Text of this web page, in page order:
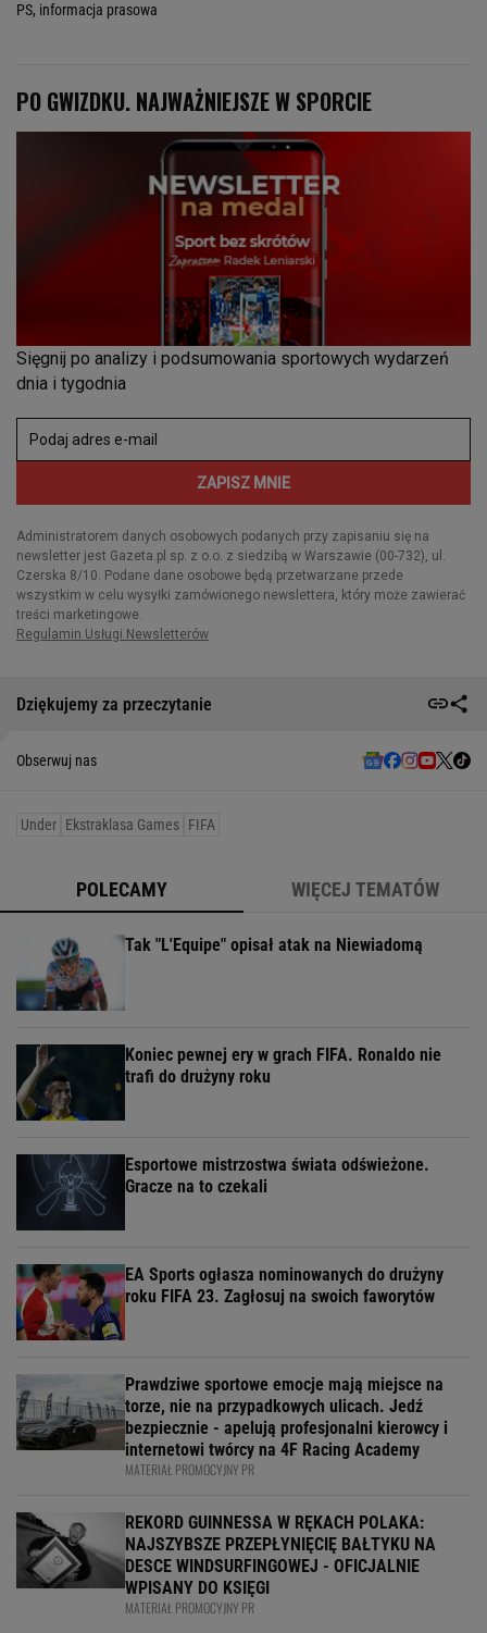
PS, informacja prasowa
Dziękujemy za przeczytanie
Obserwuj nas
Under Ekstraklasa Games FIFA
POLECAMY WIĘCEJ TEMATÓW
Tak "L'Equipe" opisał atak na Niewiadomą
Koniec pewnej ery w grach FIFA. Ronaldo nie
trafi do drużyny roku
Esportowe mistrzostwa świata odświeżone.
Gracze na to czekali
EA Sports ogłasza nominowanych do drużyny
roku FIFA 23. Zagłosuj na swoich faworytów
Prawdziwe sportowe emocje mają miejsce na
torze, nie na przypadkowych ulicach. Jedź
bezpiecznie - apelują profesjonalni kierowcy i
internetowi twórcy na 4F Racing Academy
MATERIAŁ PROMOCYJNY PR
REKORD GUINNESSA W RĘKACH POLAKA:
NAJSZYBSZE PRZEPŁYNIĘCIĘ BAŁTYKU NA
DESCE WINDSURFINGOWEJ - OFICJALNIE
WPISANY DO KSIĘGI
MATERIAŁ PROMOCYJNY PR